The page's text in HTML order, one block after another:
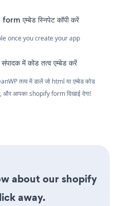
एम्बेड स्निपेट कॉपी करें
once you create your app
में कोड तत्व एम्बेड करें
तत्व में डालें जो html या एम्बेड कोड
और आपका shopify form दिखाई देगा!
about our shopify
away.